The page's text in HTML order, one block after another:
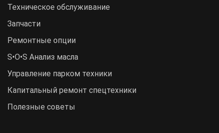
Техническое обслуживание
Запчасти
Ремонтные опции
S•O•S Анализ масла
Управление парком техники
Капитальный ремонт спецтехники
Полезные советы